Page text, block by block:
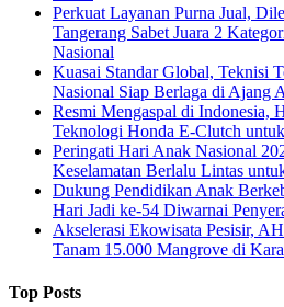
Perkuat Layanan Purna Jual,
Tangerang Sabet Juara 2
Nasional
Kuasai Standar Global, Teknisi
Nasional Siap Berlaga di Ajang
Resmi Mengaspal di Indonesia,
Teknologi Honda E-Clutch
Peringati Hari Anak Nasional
Keselamatan Berlalu Lintas
Dukung Pendidikan Anak
Hari Jadi ke-54 Diwarnai
Akselerasi Ekowisata Pesisir,
Tanam 15.000 Mangrove di
Top Posts